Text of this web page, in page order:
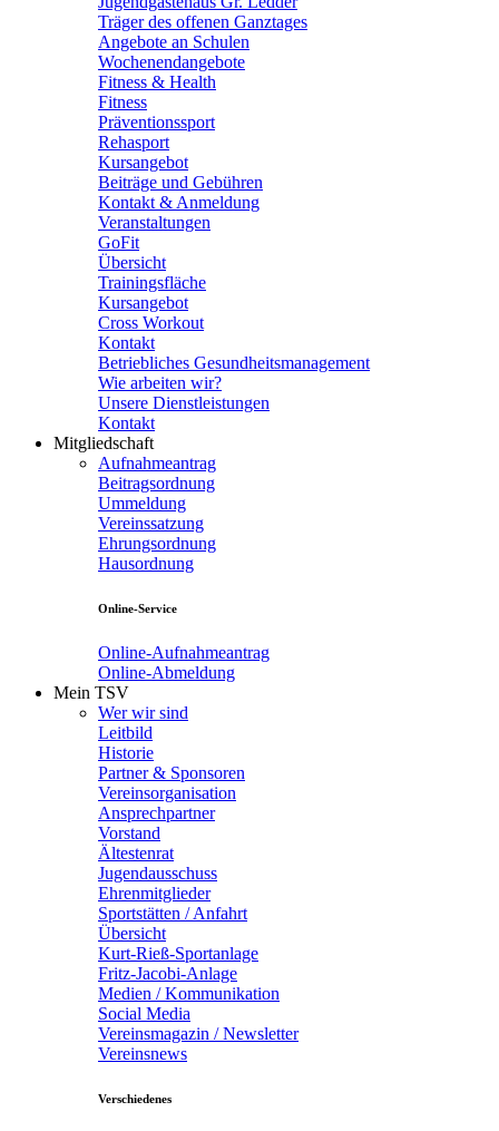
Träger des offenen Ganztages
Angebote an Schulen
Wochenendangebote
Fitness & Health
Fitness
Präventionssport
Rehasport
Kursangebot
Beiträge und Gebühren
Kontakt & Anmeldung
Veranstaltungen
GoFit
Übersicht
Trainingsfläche
Kursangebot
Cross Workout
Kontakt
Betriebliches Gesundheitsmanagement
Wie arbeiten wir?
Unsere Dienstleistungen
Kontakt
Mitgliedschaft
Aufnahmeantrag
Beitragsordnung
Ummeldung
Vereinssatzung
Ehrungsordnung
Hausordnung
Online-Service
Online-Aufnahmeantrag
Online-Abmeldung
Mein TSV
Wer wir sind
Leitbild
Historie
Partner & Sponsoren
Vereinsorganisation
Ansprechpartner
Vorstand
Ältestenrat
Jugendausschuss
Ehrenmitglieder
Sportstätten / Anfahrt
Übersicht
Kurt-Rieß-Sportanlage
Fritz-Jacobi-Anlage
Medien / Kommunikation
Social Media
Vereinsmagazin / Newsletter
Vereinsnews
Verschiedenes